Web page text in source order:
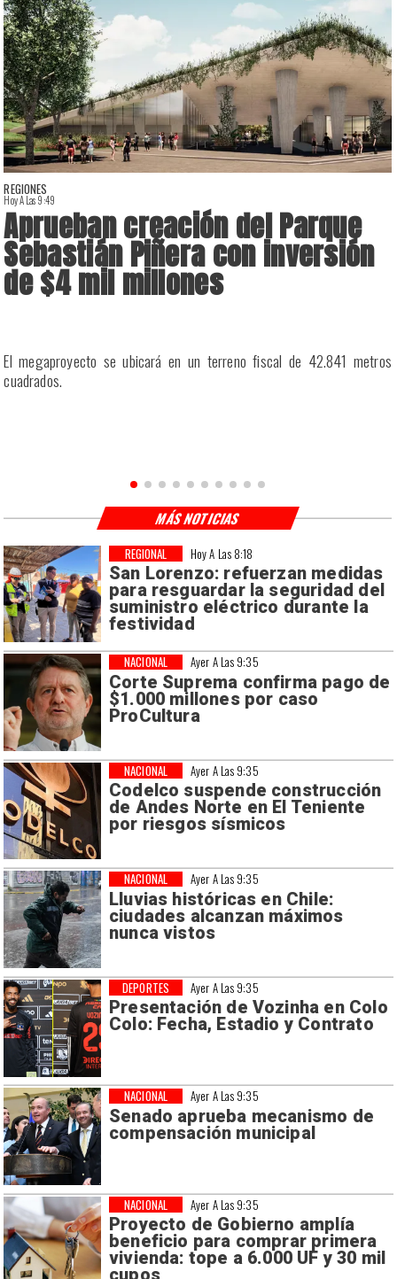
REGIONES
Hoy A Las 9:49
Aprueban creación del Parque
Sebastián Piñera con inversión
de $4 mil millones
El megaproyecto se ubicará en un terreno fiscal de 42.841 metros
cuadrados.
Hoy A Las 8:18
San Lorenzo: refuerzan medidas
para resguardar la seguridad del
suministro eléctrico durante la
festividad
REGIONAL
Ayer A Las 9:35
Corte Suprema confirma pago de
$1.000 millones por caso
ProCultura
NACIONAL
Ayer A Las 9:35
Codelco suspende construcción
de Andes Norte en El Teniente
por riesgos sísmicos
NACIONAL
Ayer A Las 9:35
Lluvias históricas en Chile:
ciudades alcanzan máximos
nunca vistos
NACIONAL
Ayer A Las 9:35
Presentación de Vozinha en Colo
Colo: Fecha, Estadio y Contrato
DEPORTES
Ayer A Las 9:35
Senado aprueba mecanismo de
compensación municipal
NACIONAL
Ayer A Las 9:35
Proyecto de Gobierno amplía
beneficio para comprar primera
vivienda: tope a 6.000 UF y 30 mil
NACIONAL
MÁS NOTICIAS